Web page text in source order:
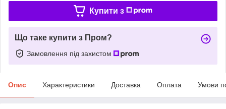
Купити з
Що таке купити з Пром?
Замовлення під захистом
Опис Характеристики Доставка Оплата Умови